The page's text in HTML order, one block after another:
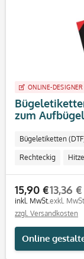
ONLINE-DESIGNER
zum
Bügeletiketten
Rechteckig
15,90 €
inkl. MwSt.
13,36 €
exkl.
zzgl. Versandkosten
Online